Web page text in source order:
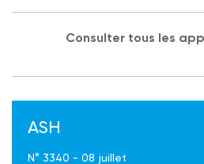
Consulter tous les
ASH
N° 3340 - 08 juillet